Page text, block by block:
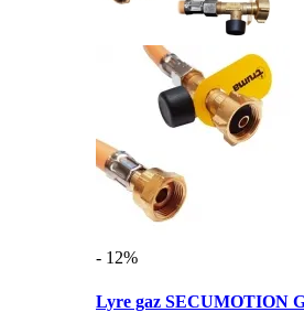
- 12%
Lyre gaz SECUMOTION